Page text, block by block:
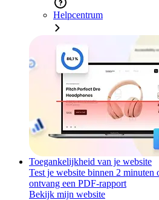
Helpcentrum
Toegankelijkheid van je website
Test je website binnen 2 minuten
ontvang een PDF-rapport
Bekijk mijn website